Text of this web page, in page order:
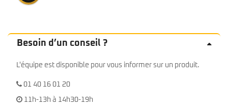
Besoin d’un conseil ?
L'équipe est disponible pour vous informer sur un produit.
01 40 16 01 20
11h-13h à 14h30-19h